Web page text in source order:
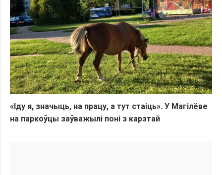
«Іду я, значыць, на працу, а тут стаіць». У Магілёве
на паркоўцы заўважылі поні з карэтай